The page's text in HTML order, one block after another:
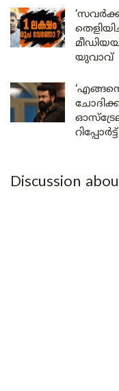
യുവാവ്
Discussion